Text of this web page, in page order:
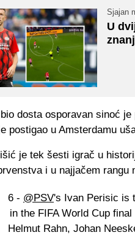
Sjajan
U
dosta osporavan sinoć
postigao u Amsterdamu
je tek šesti igrač u
i u najjačem rangu
6 - @PSV's Ivan Perisic is
in the FIFA World Cup
Helmut Rahn, Johan